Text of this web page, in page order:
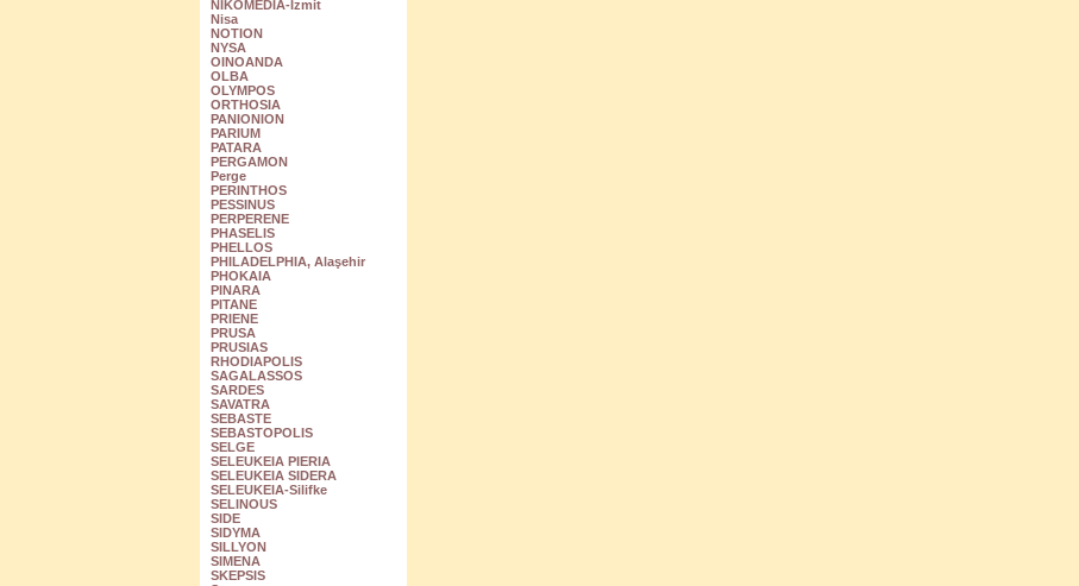
NIKOMEDIA-Izmit
Nisa
NOTION
NYSA
OINOANDA
OLBA
OLYMPOS
ORTHOSIA
PANIONION
PARIUM
PATARA
PERGAMON
Perge
PERINTHOS
PESSINUS
PERPERENE
PHASELIS
PHELLOS
PHILADELPHIA, Alaşehir
PHOKAIA
PINARA
PITANE
PRIENE
PRUSA
PRUSIAS
RHODIAPOLIS
SAGALASSOS
SARDES
SAVATRA
SEBASTE
SEBASTOPOLIS
SELGE
SELEUKEIA PIERIA
SELEUKEIA SIDERA
SELEUKEIA-Silifke
SELINOUS
SIDE
SIDYMA
SILLYON
SIMENA
SKEPSIS